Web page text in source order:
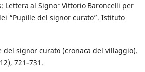
Lettera al Signor Vittorio Baroncelli per
“Pupille del signor curato”. Istituto
del signor curato (cronaca del villaggio).
721–731.